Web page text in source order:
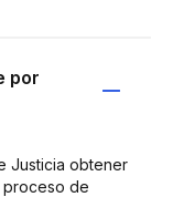
por
Justicia obtener
proceso de